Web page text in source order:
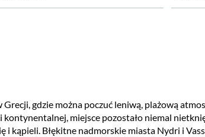
gdzie można poczuć leniwą, plażową
kontynentalnej, miejsce pozostało niemal
i kąpieli. Błękitne nadmorskie miasta Nydri i